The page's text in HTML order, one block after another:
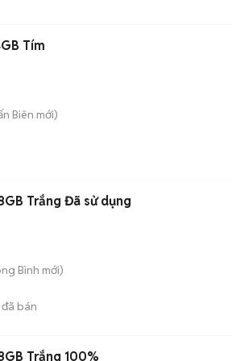
Tím
Biên mới)
Trắng Đã sử dụng
Bình mới)
đã bán
Trắng 100%